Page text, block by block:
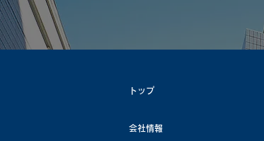
トップ
会社情報